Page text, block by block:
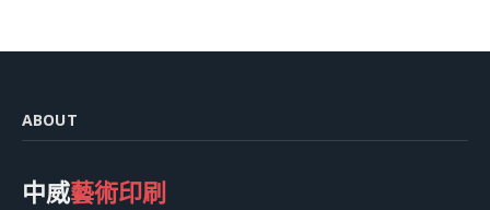
ABOUT
中威藝術印刷